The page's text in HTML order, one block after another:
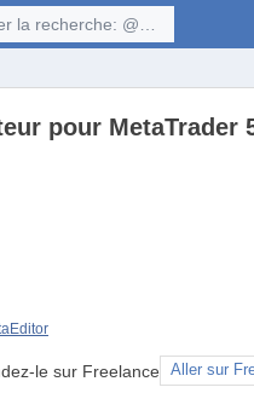
@user, $symbol, ...
pour MetaTrader
le sur Freelance Aller sur